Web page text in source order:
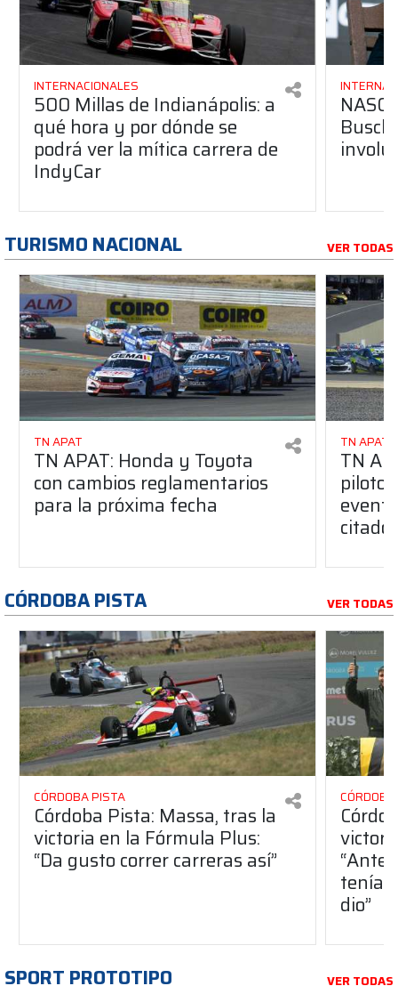
INTERNACIONALES
500 Millas de Indianápolis: a
qué hora y por dónde se
podrá ver la mítica carrera de
IndyCar
TURISMO NACIONAL VER TODAS
TN APAT
TN APAT: Honda y Toyota
con cambios reglamentarios
para la próxima fecha
TN APAT
TN
piloto
citado
CÓRDOBA PISTA VER TODAS
CÓRDOBA PISTA
Córdoba Pista: Massa, tras la
victoria en la Fórmula Plus:
“Da gusto correr carreras así”
dio”
SPORT PROTOTIPO VER TODAS